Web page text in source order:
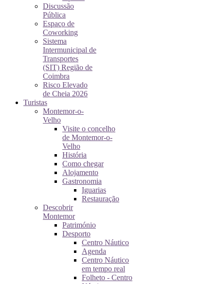
Discussão
Pública
Espaço de
Coworking
Sistema
Intermunicipal de
Transportes
(SIT) Região de
Coimbra
Risco Elevado
de Cheia 2026
Turistas
Montemor-o-
Velho
Visite o concelho
de Montemor-o-
Velho
História
Como chegar
Alojamento
Gastronomia
Iguarias
Restauração
Descobrir
Montemor
Património
Desporto
Centro Náutico
Agenda
Centro Náutico
em tempo real
Folheto - Centro